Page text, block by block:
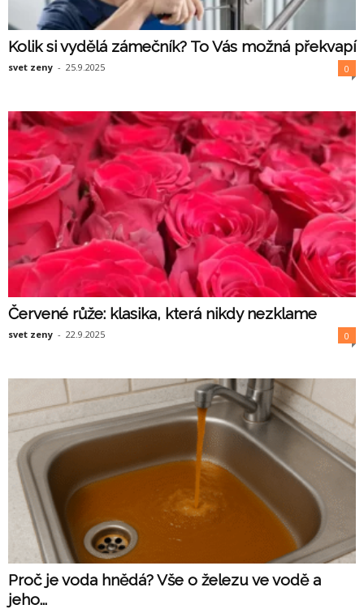
Kolik si vydělá zámečník? To Vás možná překvapí
svet zeny - 25.9.2025 0
Červené růže: klasika, která nikdy nezklame
svet zeny - 22.9.2025 0
Proč je voda hnědá? Vše o železu ve vodě a
jeho...